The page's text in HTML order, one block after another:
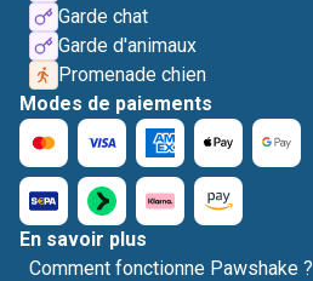
Garde chat
Garde d'animaux
Promenade chien
Modes de paiements
En savoir plus
Comment fonctionne Pawshake ?